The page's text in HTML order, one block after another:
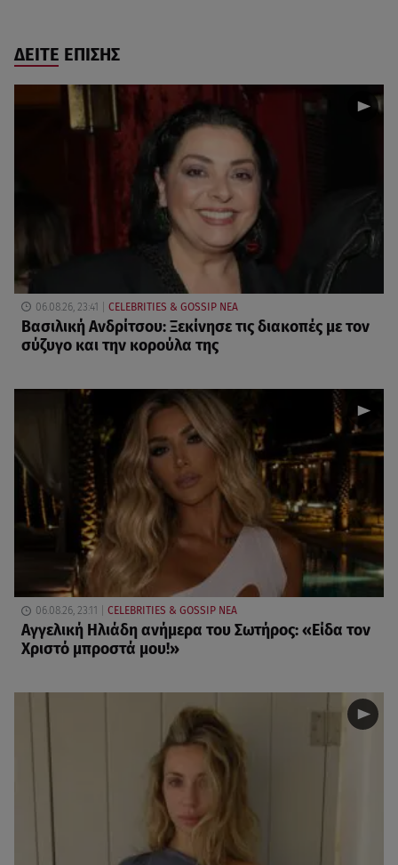
ΔΕΙΤΕ ΕΠΙΣΗΣ
06.08.26, 23:41 CELEBRITIES & GOSSIP ΝΕΑ
Βασιλική Ανδρίτσου: Ξεκίνησε τις διακοπές με τον
σύζυγο και την κορούλα της
06.08.26, 23:11 CELEBRITIES & GOSSIP ΝΕΑ
Αγγελική Ηλιάδη ανήμερα του Σωτήρος: «Είδα τον
Χριστό μπροστά μου!»